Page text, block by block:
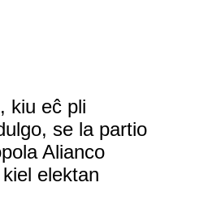
kiu eĉ pli
se la partio
Alianco
elektan